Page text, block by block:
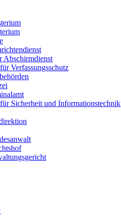
Abschirmdienst
Verfassungsschutz
Sicherheit und Informationstechnik